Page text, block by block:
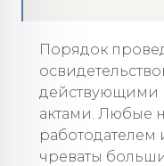
Порядок
действующими
актами. Любые
работодателем
чреваты